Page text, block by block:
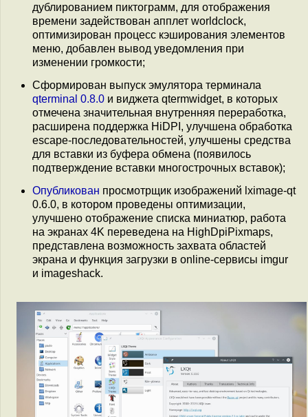
дублированием пиктограмм, для отображения
времени задействован апплет worldclock,
оптимизирован процесс кэширования элементов
меню, добавлен вывод уведомления при
изменении громкости;
Сформирован выпуск эмулятора терминала
qterminal 0.8.0 и виджета qtermwidget, в которых
отмечена значительная внутренняя переработка,
расширена поддержка HiDPI, улучшена обработка
escape-последовательностей, улучшены средства
для вставки из буфера обмена (появилось
подтверждение вставки многострочных вставок);
Опубликован просмотрщик изображений lximage-qt
0.6.0, в котором проведены оптимизации,
улучшено отображение списка миниатюр, работа
на экранах 4K переведена на HighDpiPixmaps,
представлена возможность захвата областей
экрана и функция загрузки в online-сервисы imgur
и imageshack.